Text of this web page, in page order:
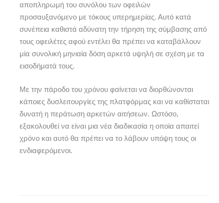
αποπληρωμή του συνόλου των οφειλών
προσαυξανόμενο με τόκους υπερημερίας. Αυτό κατά
συνέπεια καθιστά αδύνατη την τήρηση της σύμβασης από
τους οφειλέτες αφού εντέλει θα πρέπει να καταβάλλουν
μία συνολική μηνιαία δόση αρκετά υψηλή σε σχέση με τα
εισοδήματά τους.
Με την πάροδο του χρόνου φαίνεται να διορθώνονται
κάποιες δυσλειτουργίες της πλατφόρμας και να καθίσταται
δυνατή η περάτωση αρκετών αιτήσεων. Ωστόσο,
εξακολουθεί να είναι μια νέα διαδικασία η οποία απαιτεί
χρόνο και αυτό θα πρέπει να το λάβουν υπόψη τους οι
ενδιαφερόμενοι.